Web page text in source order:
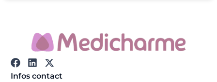
Infos contact